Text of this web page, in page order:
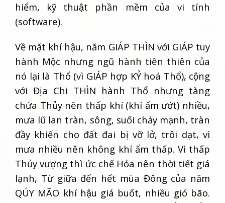
hiểm, kỹ thuật phần mềm của vi tính
(software).
Về mặt khí hậu, năm GIÁP THÌN với GIÁP tuy
hành Mộc nhưng ngũ hành tiên thiên của
nó lại là Thổ (vì GIÁP hợp KỶ hoá Thổ), cộng
với Địa Chi THÌN hành Thổ nhưng tàng
chứa Thủy nên thấp khí (khí ẩm ướt) nhiều,
mưa lũ lan tràn, sông, suối chảy mạnh, tràn
đầy khiến cho đất đai bị vỡ lở, trôi dạt, vì
mưa nhiều nên không khí ẩm thấp. Vì thấp
Thủy vượng thì ức chế Hỏa nên thời tiết giá
lạnh, Từ giữa đến hết mùa Đông của năm
QÚY MÃO khí hậu giá buốt, nhiều gió bão.